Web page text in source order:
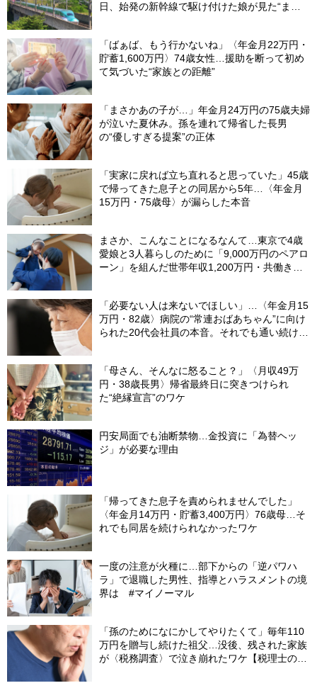
日、始発の新幹線で駆け付けた娘が見た“まさ
「ばぁば、もう行かないね」〈年金月22万円・
貯蓄1,600万円〉74歳女性…援助を断って初め
て気づいた“家族との距離”
「まさかあの子が…」年金月24万円の75歳夫婦
が泣いた夏休み。孫を連れて帰省した長男
の“優しすぎる提案”の正体
「実家に戻れば立ち直れると思っていた」45歳
で帰ってきた息子との同居から5年…〈年金月
15万円・75歳母〉が漏らした本音
まさか、こんなことになるなんて…東京で4歳
愛娘と3人暮らしのために「9,000万円のペアロ
ーン」を組んだ世帯年収1,200万円・共働き夫
「必要ない人は来ないでほしい」…〈年金月15
万円・82歳〉病院の“常連おばあちゃん”に向け
られた20代会社員の本音。それでも通い続ける
「母さん、そんなに怒ること？」〈月収49万
円・38歳長男〉帰省最終日に突きつけられ
た“絶縁宣言”のワケ
円安局面でも油断禁物…金投資に「為替ヘッ
ジ」が必要な理由
「帰ってきた息子を責められませんでした」
〈年金月14万円・貯蓄3,400万円〉76歳母…そ
れでも同居を続けられなかったワケ
一度の注意が火種に…部下からの「逆パワハ
ラ」で退職した男性、指導とハラスメントの境
界は #マイノーマル
「孫のためになにかしてやりたくて」毎年110
万円を贈与し続けた祖父…没後、残された家族
が〈税務調査〉で泣き崩れたワケ【税理士の助